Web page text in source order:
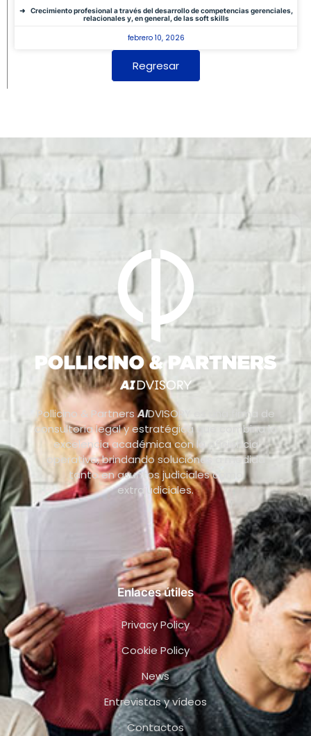
Crecimiento profesional a través del desarrollo de competencias gerenciales,
relacionales y, en general, de las soft skills
febrero 10, 2026
Regresar
Pollicino & PartnersAIDVISORY es una firma de
consultoría legal y estratégica que combina la
excelencia académica con la eficiencia
operativa, brindando soluciones a medida
tanto en asuntos judiciales como
extrajudiciales.
Enlaces útiles
Privacy Policy
Cookie Policy
News
Entrevistas y vídeos
Contactos